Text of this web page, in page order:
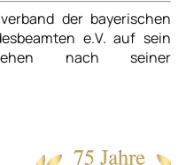
der bayerischen
e.V. auf sein
nach seiner